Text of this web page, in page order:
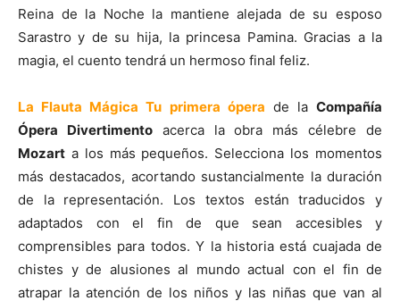
Reina de la Noche la mantiene alejada de su esposo
Sarastro y de su hija, la princesa Pamina. Gracias a la
magia, el cuento tendrá un hermoso final feliz.
La Flauta Mágica Tu primera ópera de la Compañía
Ópera Divertimentoacerca la obra más célebre de
Mozart a los más pequeños. Selecciona los momentos
más destacados, acortando sustancialmente la duración
de la representación. Los textos están traducidos y
adaptados con el fin de que sean accesibles y
comprensibles para todos. Y la historia está cuajada de
chistes y de alusiones al mundo actual con el fin de
atrapar la atención de los niños y las niñas que van al